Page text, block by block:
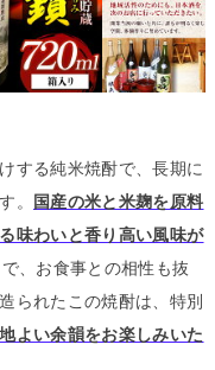
する純米焼酎で、長期に
。 国産の米と米麹を原料
味わいと香り高い風味が
、お食事との相性も抜
られたこの焼酎は、特別
よい余韻をお楽しみいた